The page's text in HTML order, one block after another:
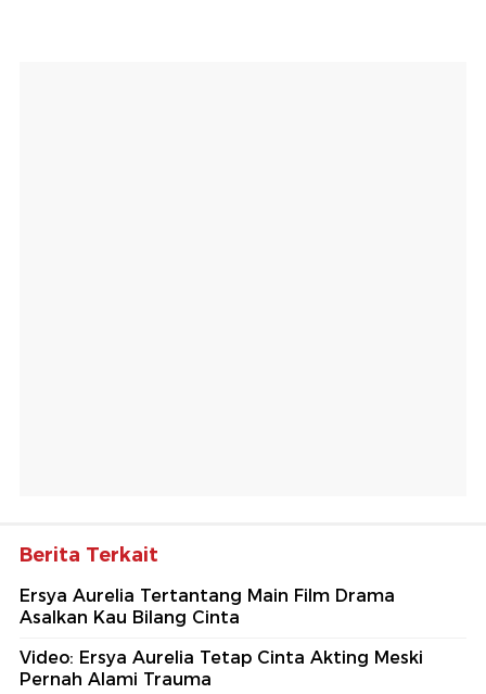
Berita Terkait
Ersya Aurelia Tertantang Main Film Drama
Asalkan Kau Bilang Cinta
Video: Ersya Aurelia Tetap Cinta Akting Meski
Pernah Alami Trauma